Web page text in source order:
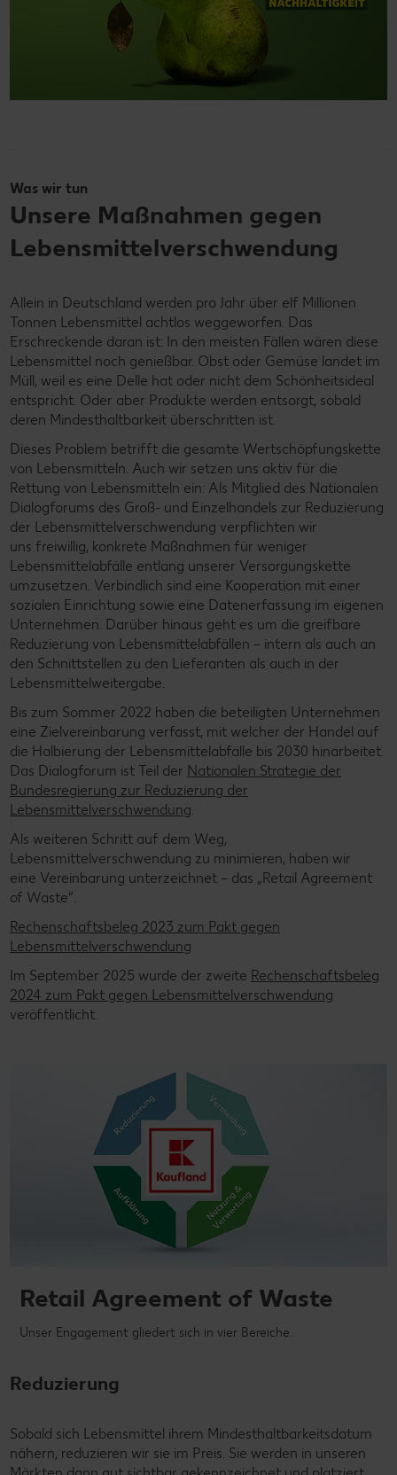
Was wir tun
Unsere Maßnahmen gegen
Lebensmittelverschwendung
Allein in Deutschland werden pro Jahr über elf Millionen
Tonnen Lebensmittel achtlos weggeworfen. Das
Erschreckende daran ist: In den meisten Fällen wären diese
Lebensmittel noch genießbar. Obst oder Gemüse landet im
Müll, weil es eine Delle hat oder nicht dem Schönheitsideal
entspricht. Oder aber Produkte werden entsorgt, sobald
deren Mindesthaltbarkeit überschritten ist.
Dieses Problem betrifft die gesamte Wertschöpfungskette
von Lebensmitteln. Auch wir setzen uns aktiv für die
Rettung von Lebensmitteln ein: Als Mitglied des Nationalen
Dialogforums des Groß- und Einzelhandels zur Reduzierung
der Lebensmittelverschwendung verpflichten wir
uns freiwillig, konkrete Maßnahmen für weniger
Lebensmittelabfälle entlang unserer Versorgungskette
umzusetzen. Verbindlich sind eine Kooperation mit einer
sozialen Einrichtung sowie eine Datenerfassung im eigenen
Unternehmen. Darüber hinaus geht es um die greifbare
Reduzierung von Lebensmittelabfällen – intern als auch an
den Schnittstellen zu den Lieferanten als auch in der
Lebensmittelweitergabe.
Bis zum Sommer 2022 haben die beteiligten Unternehmen
eine Zielvereinbarung verfasst, mit welcher der Handel auf
die Halbierung der Lebensmittelabfälle bis 2030 hinarbeitet.
Das Dialogforum ist Teil der Nationalen Strategie der
Bundesregierung zur Reduzierung der
Lebensmittelverschwendung.
Als weiteren Schritt auf dem Weg,
Lebensmittelverschwendung zu minimieren, haben wir
eine Vereinbarung unterzeichnet – das „Retail Agreement
of Waste“.
Rechenschaftsbeleg 2023 zum Pakt gegen
Lebensmittelverschwendung
Im September 2025 wurde der zweite Rechenschaftsbeleg
2024 zum Pakt gegen Lebensmittelverschwendung
veröffentlicht.
Retail Agreement of Waste
Unser Engagement gliedert sich in vier Bereiche.
Reduzierung
Sobald sich Lebensmittel ihrem Mindesthaltbarkeitsdatum
nähern, reduzieren wir sie im Preis. Sie werden in unseren